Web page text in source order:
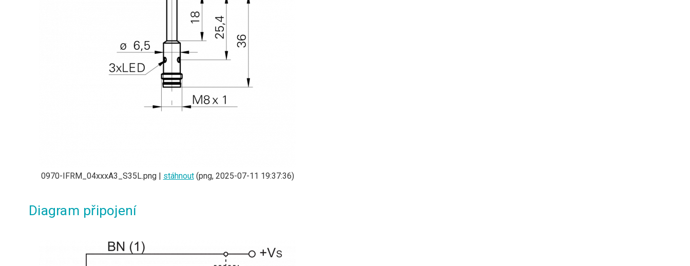
0970-IFRM_04xxxA3_S35L.png | stáhnout(png, 2025-07-11 19:37:36)
Diagram připojení